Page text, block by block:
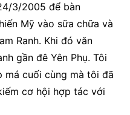
3/2005 để bàn
Mỹ vào sữa chữa và
Ranh. Khi đó văn
gần đê Yên Phụ. Tôi
má cuối cùng mà tôi đã
cơ hội hợp tác với